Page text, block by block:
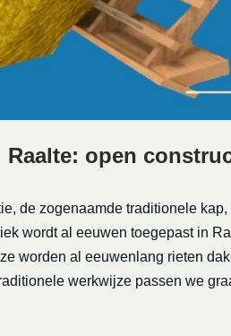
Raalte: open
de zogenaamde traditionele
wordt al eeuwen toegepast in
worden al eeuwenlang rieten
werkwijze passen we